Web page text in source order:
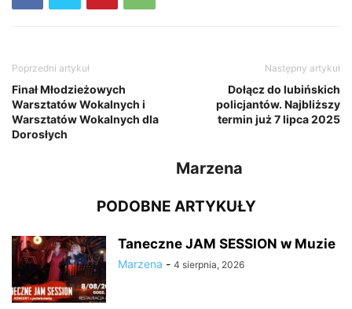
Poprzedni artykuł
Finał Młodzieżowych
Warsztatów Wokalnych i
Warsztatów Wokalnych dla
Dorosłych
Następny artykuł
Dołącz do lubińskich
policjantów. Najbliższy
termin już 7 lipca 2025
Marzena
PODOBNE ARTYKUŁY
Taneczne JAM SESSION w Muzie
Marzena - 4 sierpnia, 2026